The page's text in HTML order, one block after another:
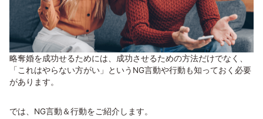
略奪婚を成功せるためには、成功させるための方法だけでなく、
「これはやらない方がい」というNG言動や行動も知っておく必要
があります。
では、NG言動＆行動をご紹介します。